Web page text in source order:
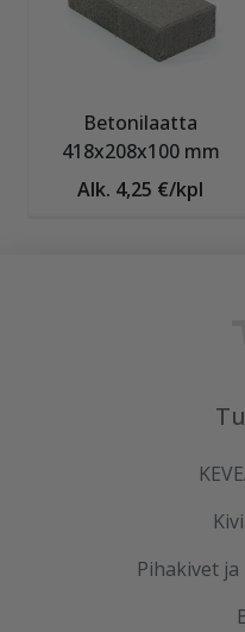
Betonilaatta
418x208x100 mm
Alk. 4,25 €/kpl
Pihakivet